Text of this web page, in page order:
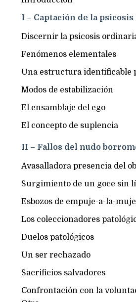
I – Captación de la
Discernir la psicosis
Fenómenos elementales
Una estructura identificable
Modos de estabilización
El ensamblaje del ego
El concepto de suplencia
II – Fallos del nudo
Avasalladora presencia del
Surgimiento de un goce sin
Esbozos de empuje-a-la-
Los coleccionadores
Duelos patológicos
Un ser rechazado
Sacrificios salvadores
Confrontación con la